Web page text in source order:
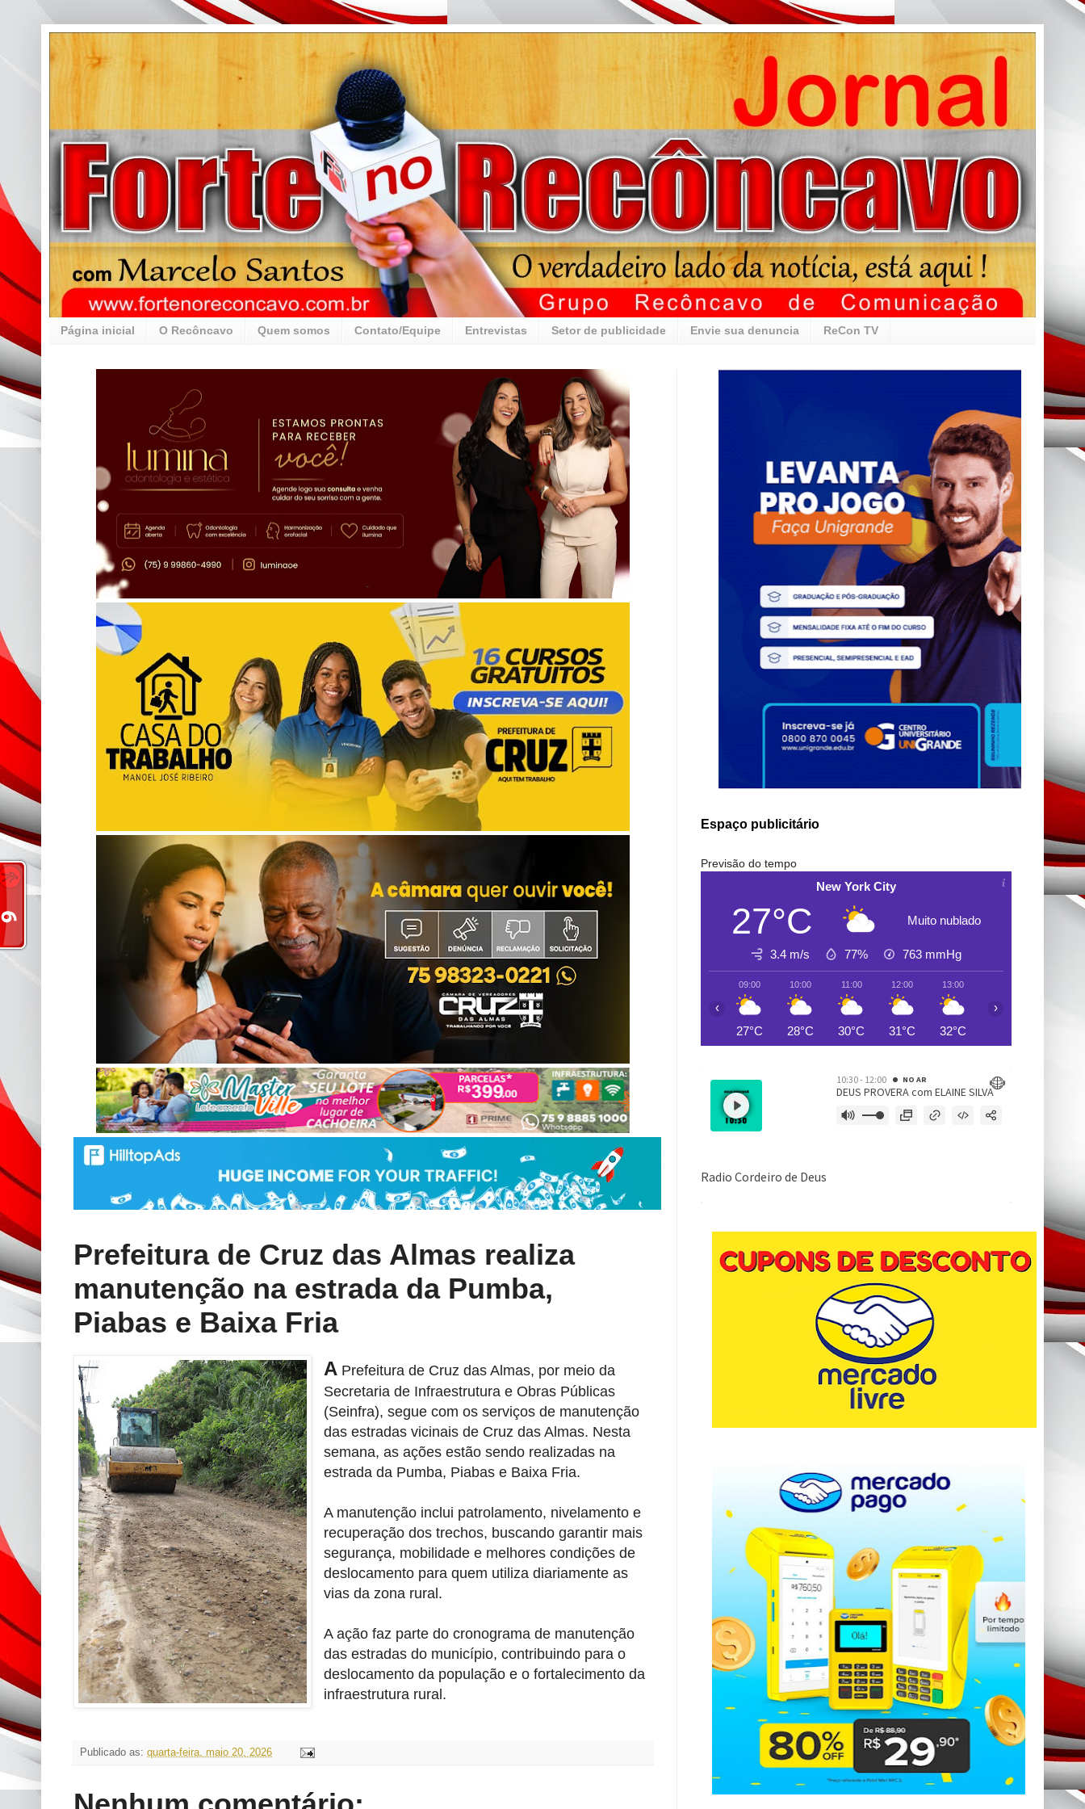
Página inicial O Recôncavo Quem somos Contato/Equipe Entrevistas Setor de publicidade Envie sua denuncia ReCon TV
Prefeitura de Cruz das Almas realiza
manutenção na estrada da Pumba,
Piabas e Baixa Fria
A Prefeitura de Cruz das Almas, por meio da
Secretaria de Infraestrutura e Obras Públicas
(Seinfra), segue com os serviços de manutenção
das estradas vicinais de Cruz das Almas. Nesta
semana, as ações estão sendo realizadas na
estrada da Pumba, Piabas e Baixa Fria.
A manutenção inclui patrolamento, nivelamento e
recuperação dos trechos, buscando garantir mais
segurança, mobilidade e melhores condições de
deslocamento para quem utiliza diariamente as
vias da zona rural.
A ação faz parte do cronograma de manutenção
das estradas do município, contribuindo para o
deslocamento da população e o fortalecimento da
infraestrutura rural.
Publicado as: quarta-feira, maio 20, 2026
Espaço publicitário
Previsão do tempo
New York City
27°C Muito nublado
3.4 m/s 77% 763 mmHg
09:00
27°C
10:00
28°C
11:00
30°C
12:00
31°C
13:00
32°C
‹ ›